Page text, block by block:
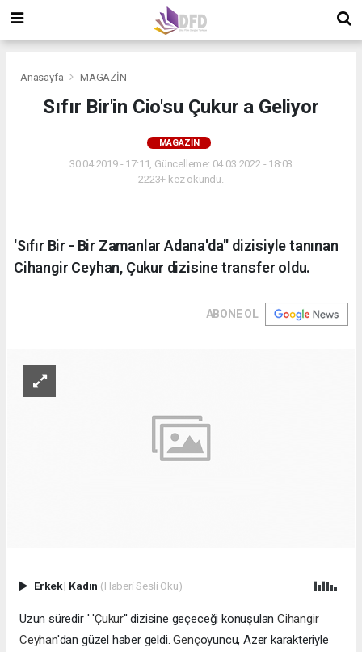
Anasayfa MAGAZİN
Sıfır Bir'in Cio'su Çukur a Geliyor
MAGAZİN
30.04.2019 - 17:11, Güncelleme: 04.03.2022 - 18:03
2223+ kez okundu.
'Sıfır Bir - Bir Zamanlar Adana'da'' dizisiyle tanınan
Cihangir Ceyhan, Çukur dizisine transfer oldu.
ABONE OL
Erkek| Kadın (Haberi Sesli Oku)
Uzun süredir ' 'Çukur'' dizisine geçeceği konuşulanCihangir
Ceyhan'dan güzel haber geldi.Gençoyuncu, Azer karakteriyle